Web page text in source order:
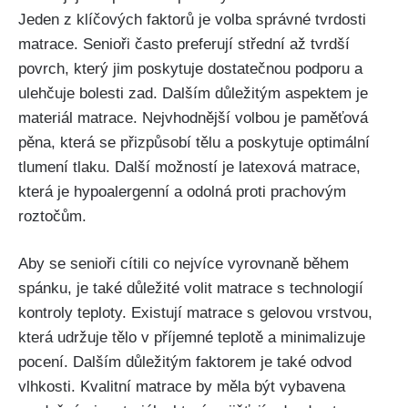
Jeden z klíčových faktorů je volba správné tvrdosti
matrace. Senioři často preferují střední až tvrdší
povrch, který jim poskytuje dostatečnou podporu a
ulehčuje bolesti zad. Dalším důležitým aspektem je
materiál matrace. Nejvhodnější volbou je paměťová
pěna, která se přizpůsobí tělu a poskytuje optimální
tlumení tlaku. Další možností je latexová matrace,
která je hypoalergenní a odolná proti prachovým
roztočům.
Aby se senioři cítili co nejvíce vyrovnaně během
spánku, je také důležité volit matrace s technologií
kontroly teploty. Existují matrace s gelovou vrstvou,
která udržuje tělo v příjemné teplotě a minimalizuje
pocení. Dalším důležitým faktorem je také odvod
vlhkosti. Kvalitní matrace by měla být vybavena